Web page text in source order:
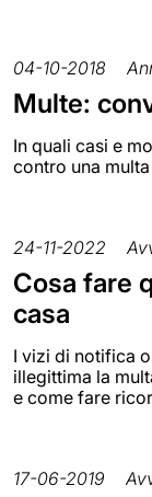
04-10-2018
Multe:
In quali casi e
contro una
24-11-2022
Cosa fare
casa
I vizi di notifica
illegittima la
e come fare
17-06-2019